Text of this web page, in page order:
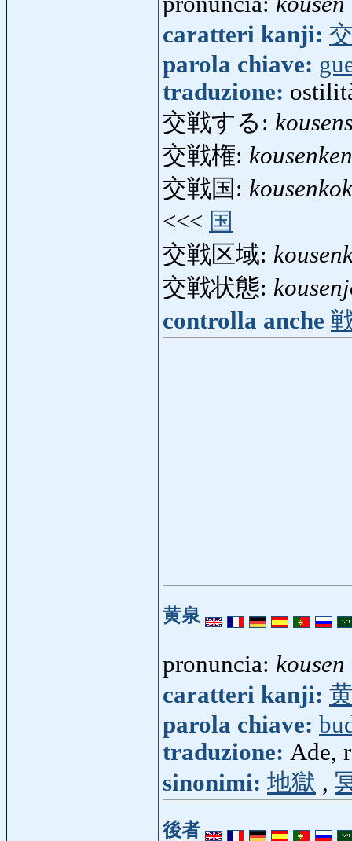
caratteri kanji:
parola chiave:
traduzione:
交戦する:
交戦権: kousenken
交戦国:
<<< 国
交戦区域:
交戦状態:
controlla anche
黄泉
pronuncia: kousen
caratteri kanji:
parola chiave:
traduzione: Ade,
sinonimi: 地獄 ,
後者